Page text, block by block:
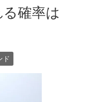
確率は
ド